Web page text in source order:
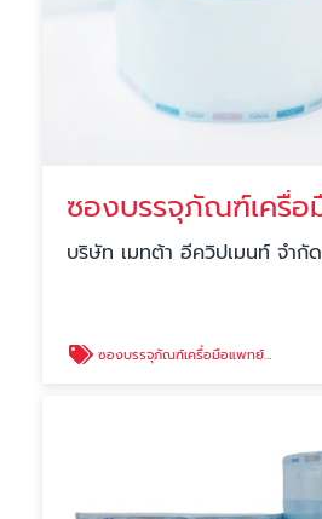
บริษัท เมทต้า อีควิปเมนท์ จำกัด
ซองบรรจุภัณฑ์เครื่อมือแพทย์ปลอดเชื้อแบบขอบเรียบ Sterilization bag flat roll